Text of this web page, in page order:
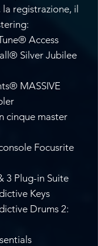
registrazione, il
Access
Silver Jubilee
MASSIVE
cinque master
Focusrite
3 Plug-in Suite
Keys
Drums 2: